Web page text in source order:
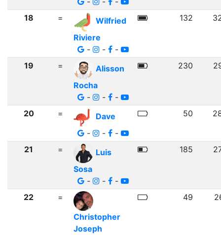
18 =
Wilfried
Riviere
-
- -
132
19 =
Alisson
Rocha
-
- -
230
20 =
Dave
-
- -
50
21 =
Luis
Sosa
-
- -
185
22
=
Christopher
Joseph
49